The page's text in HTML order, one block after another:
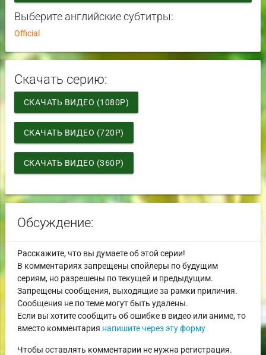
Выберите английские субтитры:
Official
Скачать серию:
СКАЧАТЬ ВИДЕО (1080P)
СКАЧАТЬ ВИДЕО (720P)
СКАЧАТЬ ВИДЕО (360P)
Обсуждение:
Расскажите, что вы думаете об этой серии!
В комментариях запрещены спойлеры по будущим
сериям, но разрешены по текущей и предыдущим.
Запрещены сообщения, выходящие за рамки приличия.
Сообщения не по теме могут быть удалены.
Если вы хотите сообщить об ошибке в видео или аниме, то
вместо комментария напишите через эту форму
Чтобы оставлять комментарии не нужна регистрация.